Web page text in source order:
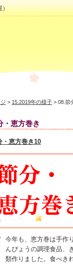
> 15.2019年の様子 > 08.節
・恵方巻き
・恵方巻き10
今年も、恵方巻は手作
んぴょうの調理食品、
類作りました。食べき